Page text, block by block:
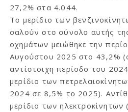
27,2% στα 4.044.
Το μερίδιο των
σαλούν στο σύνολο αυτής
οχημάτων μειώθηκε την
Αυγούστου 2025 στο 43,2%
αντίστοιχη περίοδο του
μερίδιο των
2024 σε 8,5% το 2025).
μερίδιο των